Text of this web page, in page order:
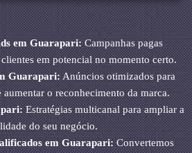
em Guarapari:Campanhas pagas
em potencial no momento certo.
Guarapari:Anúncios otimizados para
o reconhecimento da marca.
Estratégias multicanal para ampliar a
do seu negócio.
em Guarapari:Convertemos